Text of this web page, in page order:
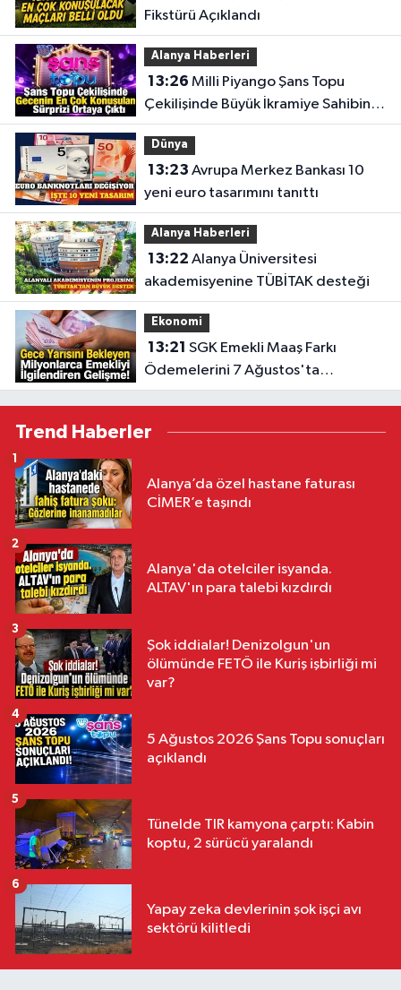
Fikstürü Açıklandı
Alanya Haberleri
13:26
Çekilişinde Büyük İkramiye Sahibini
Buldu
Dünya
13:23
yeni euro tasarımını tanıttı
Alanya Haberleri
13:22
akademisyenine TÜBİTAK desteği
Ekonomi
13:21
Ödemelerini 7 Ağustos'ta
Başlatıyor
Trend Haberler
Alanya’da özel hastane faturası
CİMER’e taşındı
1
Alanya'da otelciler isyanda.
ALTAV'ın para talebi kızdırdı
2
Şok iddialar! Denizolgun'un
ölümünde FETÖ ile Kuriş işbirliği mi
var?
3
5 Ağustos 2026 Şans Topu sonuçları
açıklandı
4
Tünelde TIR kamyona çarptı: Kabin
koptu, 2 sürücü yaralandı
5
Yapay zeka devlerinin şok işçi avı
sektörü kilitledi
6